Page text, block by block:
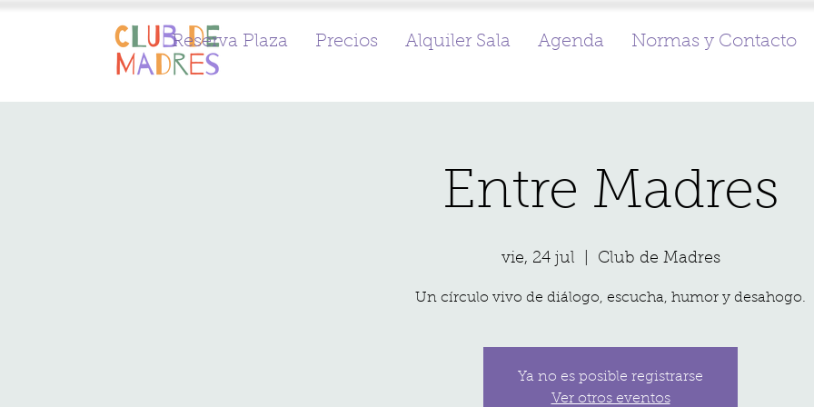
Reserva Plaza Precios Alquiler Sala Agenda Normas y Contacto
Entre Madres
vie, 24 jul Club de Madres
Un círculo vivo de diálogo, escucha, humor y desahogo.
Ya no es posible registrarse
Ver otros eventos